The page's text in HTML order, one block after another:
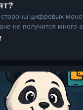
цифровых
не получится много